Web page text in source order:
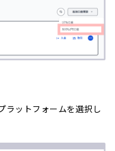
ラットフォームを選択し